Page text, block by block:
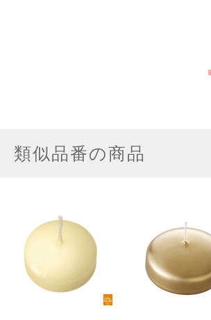
類似品番の商品